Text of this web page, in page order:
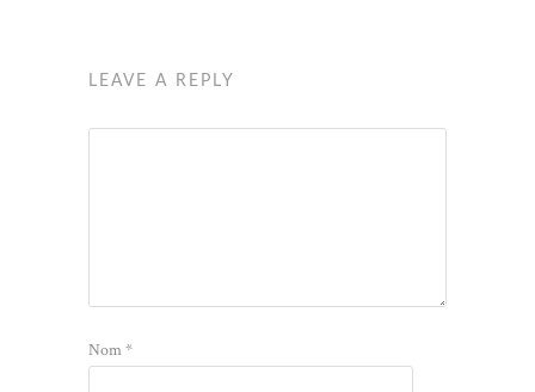
LEAVE A REPLY
Nom*